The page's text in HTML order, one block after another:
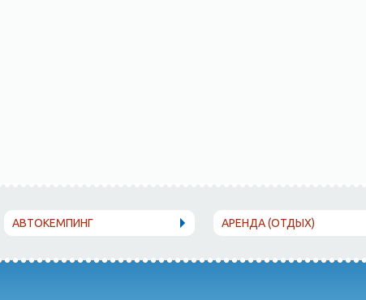
АВТОКЕМПИНГ АРЕНДА (ОТДЫХ)